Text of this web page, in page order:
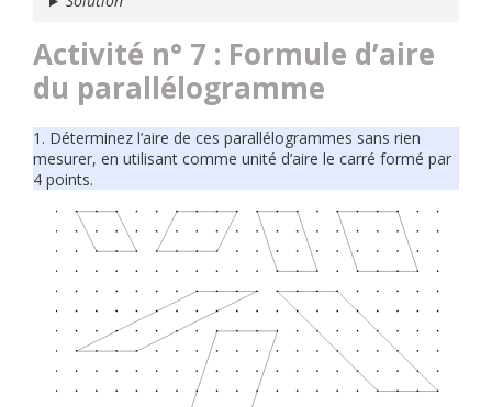
Activité n° 7 : Formule d’aire
du parallélogramme
1. Déterminez l’aire de ces parallélogrammes sans rien
mesurer, en utilisant comme unité d’aire le carré formé par
4 points.